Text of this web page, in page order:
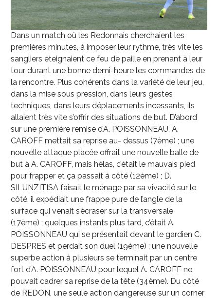
Dans un match où les Redonnais cherchaient les
premières minutes, à imposer leur rythme, très vite les
sangliers éteignaient ce feu de paille en prenant à leur
tour durant une bonne demi-heure les commandes de
la rencontre. Plus cohérents dans la variété de leur jeu,
dans la mise sous pression, dans leurs gestes
techniques, dans leurs déplacements incessants, ils
allaient très vite s’offrir des situations de but. D’abord
sur une première remise d’A. POISSONNEAU, A.
CAROFF mettait sa reprise au- dessus (7ème) ; une
nouvelle attaque placée offrait une nouvelle balle de
but à A. CAROFF, mais hélas, c’était le mauvais pied
pour frapper et ça passait à côté (12ème) ; D.
SILUNZITISA faisait le ménage par sa vivacité sur le
côté, il expédiait une frappe pure de l’angle de la
surface qui venait s’écraser sur la transversale
(17ème) ; quelques instants plus tard, c’était A.
POISSONNEAU qui se présentait devant le gardien C.
DESPRES et perdait son duel (19ème) ; une nouvelle
superbe action à plusieurs se terminait par un centre
fort d’A. POISSONNEAU pour lequel A. CAROFF ne
pouvait cadrer sa reprise de la tête (34ème). Du côté
de REDON, une seule action dangereuse sur un corner